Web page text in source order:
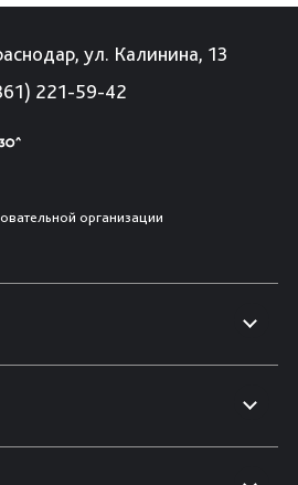
ул. Калинина, 13
221-59-42
организации